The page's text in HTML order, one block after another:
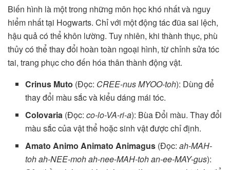
Biến hình là một trong những môn học khó nhất và nguy
hiểm nhất tại Hogwarts. Chỉ với một động tác đũa sai lệch,
hậu quả có thể khôn lường. Tuy nhiên, khi thành thục, phù
thủy có thể thay đổi hoàn toàn ngoại hình, từ chỉnh sửa tóc
tai, trang phục cho đến hóa thân thành động vật.
Crinus Muto (Đọc: CREE-nus MYOO-toh): Dùng để
thay đổi màu sắc và kiểu dáng mái tóc.
Colovaria (Đọc:co-lo-VA-ri-a): Bùa Đổi màu. Thay đổi
màu sắc của vật thể hoặc sinh vật được chỉ định.
Amato Animo Animato Animagus (Đọc:ah-MAH-
toh ah-NEE-moh ah-nee-MAH-toh an-ee-MAY-gus):